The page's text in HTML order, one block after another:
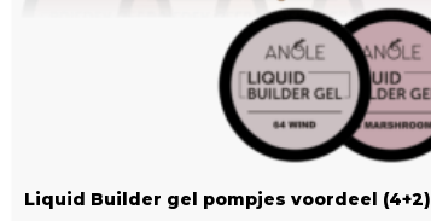
Liquid Builder gel pompjes voordeel (4+2)